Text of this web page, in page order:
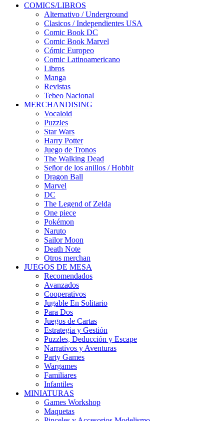
COMICS/LIBROS
Alternativo / Underground
Clasicos / Independientes USA
Comic Book DC
Comic Book Marvel
Cómic Europeo
Comic Latinoamericano
Libros
Manga
Revistas
Tebeo Nacional
MERCHANDISING
Vocaloid
Puzzles
Star Wars
Harry Potter
Juego de Tronos
The Walking Dead
Señor de los anillos / Hobbit
Dragon Ball
Marvel
DC
The Legend of Zelda
One piece
Pokémon
Naruto
Sailor Moon
Death Note
Otros merchan
JUEGOS DE MESA
Recomendados
Avanzados
Cooperativos
Jugable En Solitario
Para Dos
Juegos de Cartas
Estrategia y Gestión
Puzzles, Deducción y Escape
Narrativos y Aventuras
Party Games
Wargames
Familiares
Infantiles
MINIATURAS
Games Workshop
Maquetas